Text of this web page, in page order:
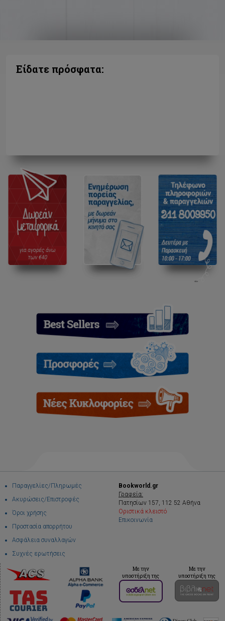
Είδατε πρόσφατα:
Παραγγελίες/Πληρωμές
Ακυρώσεις/Επιστροφές
Όροι χρήσης
Προστασία απορρήτου
Ασφάλεια συναλλαγών
Συχνές ερωτήσεις
Bookworld.gr
Γραφεία:
Πατησίων 157, 112 52 Αθήνα
Οριστικά κλειστό
Επικοινωνία
Με την
υποστήριξη της
Με την
υποστήριξη της